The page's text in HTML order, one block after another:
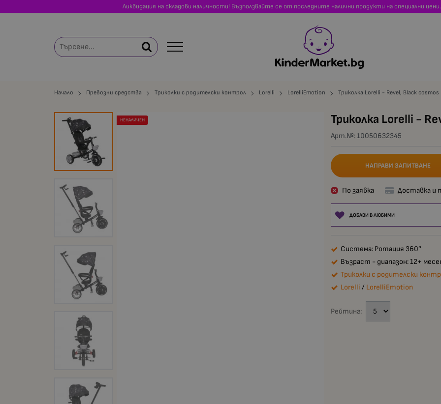
Ликвидация на складови наличности! Възползвайте се от последните налични продукти на специални
Начало Превозни средства Триколки с родителски контрол Lorelli LorelliEmotion Триколка Lorelli - Revel, Black cosmos
Триколка Lorelli -
Арт.№:10050632345
НЕНАЛИЧЕН
НАПРАВИ ЗАПИТВАНЕ
По заявка Доставка и
ДОБАВИ В ЛЮБИМИ
Система: Ротация 360°
Възраст - диапазон: 12+
Триколки с родителски
Lorelli / LorelliEmotion
Рейтинг: